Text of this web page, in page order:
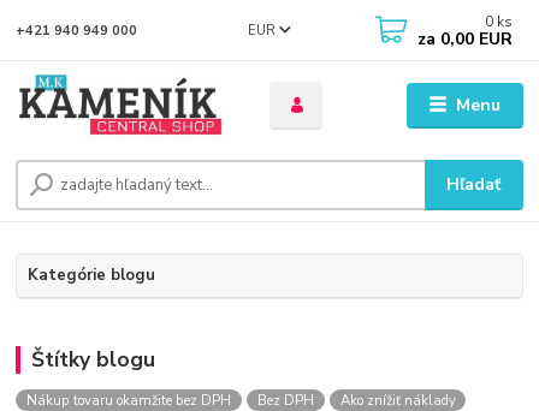
Menu
EUR
Hľadať
+421 940 949 000 0 ks
za 0,00 EUR
Kategórie blogu
Štítky blogu
Nákup tovaru okamžite bez DPH Bez DPH
Ako znížiť náklady